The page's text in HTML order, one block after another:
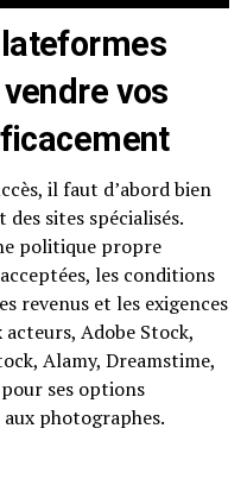
vos
il faut d’abord bien
sites spécialisés.
politique propre
les conditions
revenus et les exigences
Adobe Stock,
Alamy, Dreamstime,
ses options
photographes.